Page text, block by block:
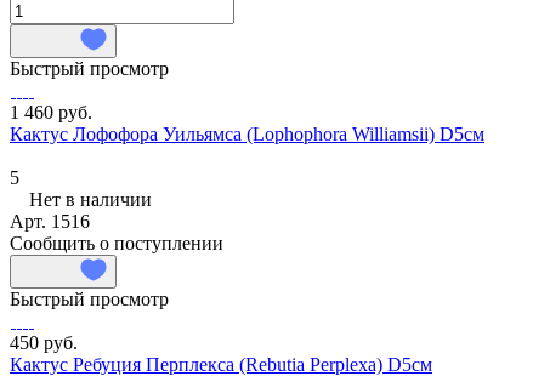
Быстрый просмотр
1 460 руб.
Кактус Лофофора Уильямса (Lophophora Williamsii) D5см
5
Нет в наличии
Арт. 1516
Сообщить о поступлении
Быстрый просмотр
450 руб.
Кактус Ребуция Перплекса (Rebutia Perplexa) D5см